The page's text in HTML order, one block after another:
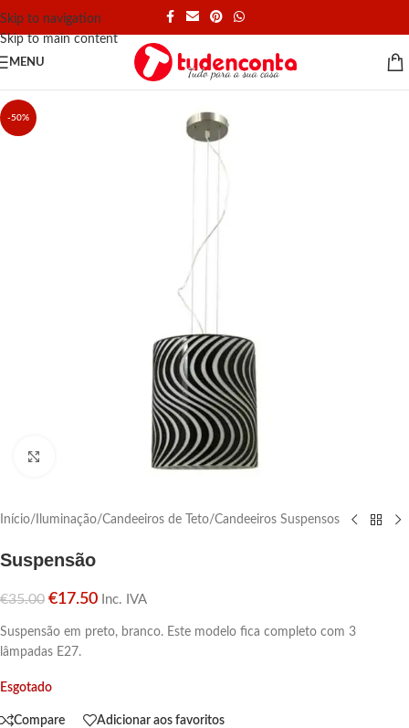
Skip to navigation
Skip to main content
MENU
-50%
Click para aumentar
Início/ Iluminação/Candeeiros de Teto/Candeeiros Suspensos
Suspensão
€35.00 €17.50 Inc. IVA
Suspensão em preto, branco. Este modelo fica completo com 3
lâmpadas E27.
Esgotado
Compare Adicionar aos favoritos